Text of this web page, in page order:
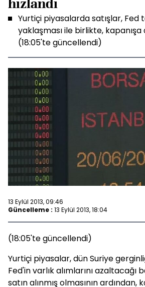
hızlandı
Yurtiçi piyasalarda satışlar, Fed
yaklaşması ile birlikte, kapanışa
(18:05'te güncellendi)
13 Eylül 2013, 09:46
Güncelleme : 13 Eylül 2013, 18:04
(18:05'te güncellendi)
Yurtiçi piyasalar, dün Suriye
Fed'in varlık alımlarını azaltacağı
satın alınmış olmasının ardından,